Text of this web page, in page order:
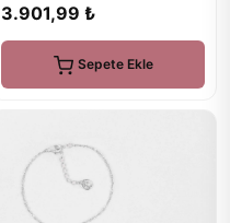
3.901,99 ₺
Sepete Ekle